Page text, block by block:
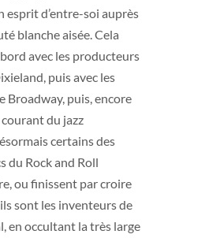
esprit d’entre-soi auprès
blanche aisée. Cela
avec les producteurs
puis avec les
Broadway, puis, encore
du jazz
certains des
du Rock and Roll
ou finissent par croire
sont les inventeurs de
en occultant la très large